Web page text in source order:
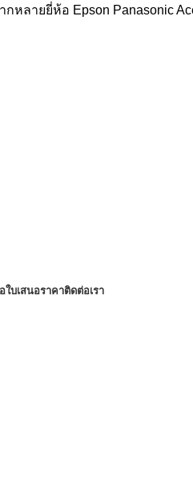
ลายยี่ห้อ Epson Panasonic
ใบเสนอราคาติดต่อเรา